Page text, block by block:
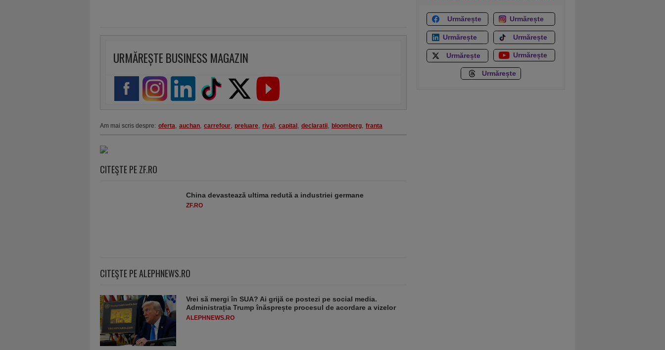
URMĂREȘTE BUSINESS MAGAZIN
Am mai scris despre: oferta, auchan, carrefour, preluare, rival , capital , declaratii, bloomberg, franta
CITEŞTE PE ZF.RO
China devastează ultima redută a industriei germane
ZF.RO
CITEŞTE PE ALEPHNEWS.RO
Vrei să mergi în SUA? Ai grijă ce postezi pe social media.
Administrația Trump înăsprește procesul de acordare a vizelor
ALEPHNEWS.RO
Urmărește Urmărește
Urmărește Urmărește
Urmărește Urmărește
Urmărește